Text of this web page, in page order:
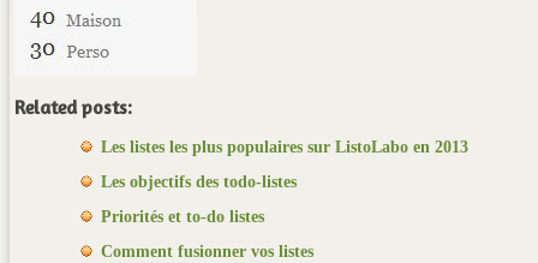
Related posts:
Les listes les plus populaires sur ListoLabo en 2013
Les objectifs des todo-listes
Priorités et to-do listes
Comment fusionner vos listes